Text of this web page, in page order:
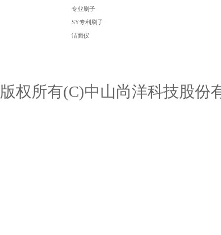
专业刷子
SY专利刷子
洁面仪
版权所有(C)中山尚洋科技股